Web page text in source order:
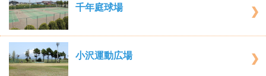
千年庭球場
小沢運動広場